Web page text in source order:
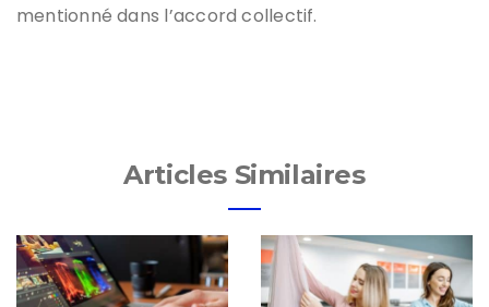
mentionné dans l’accord collectif.
Articles Similaires